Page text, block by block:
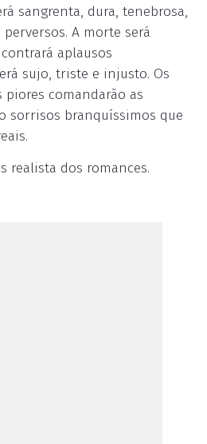
sangrenta, dura, tenebrosa,
A morte será
aplausos
sujo, triste e injusto. Os
piores comandarão as
sorrisos branquíssimos que
realista dos romances.